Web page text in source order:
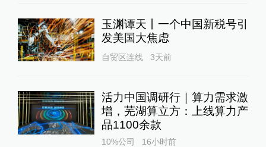
玉渊谭天丨一个中国新税号引
发美国大焦虑
自贸区连线 3天前
活力中国调研行｜算力需求激
增，芜湖算立方：上线算力产
品1100余款
10%公司 16小时前